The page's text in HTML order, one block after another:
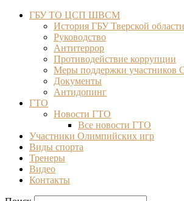
ГБУ ТО ЦСП ШВСМ
История ГБУ Тверской
Руководство
Антитеррор
Противодействие коррупции
Меры поддержки участников
Документы
Антидопинг
ГТО
Новости ГТО
Все новости ГТО
Участники Олимпийских игр
Виды спорта
Тренеры
Видео
Контакты